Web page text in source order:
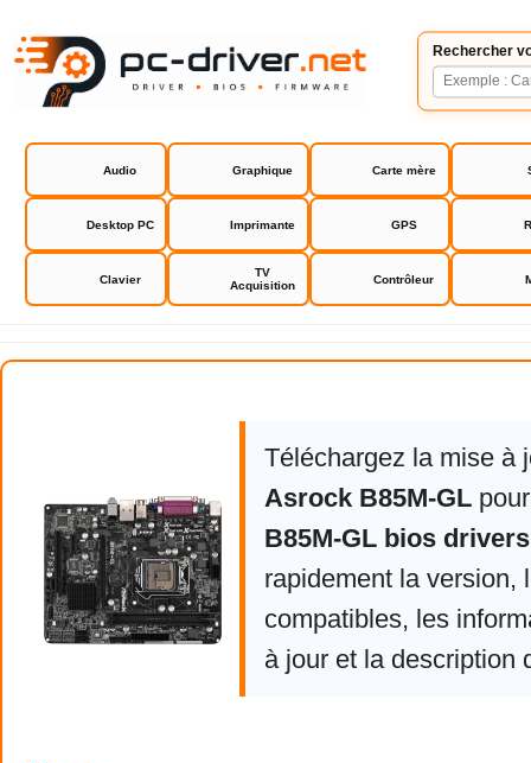
Rechercher
Audio Graphique Carte mère
Desktop PC Imprimante GPS
Clavier
TV
Acquisition
Contrôleur
Asrock B85M-GL bios drivers
Téléchargez la mise à
Asrock B85M-GL
B85M-GL bios drivers
rapidement la version,
compatibles, les
à jour et la description